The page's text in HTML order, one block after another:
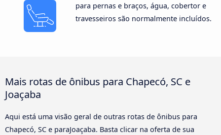
para pernas e braços, água, cobertor e
travesseiros são normalmente incluídos.
Mais rotas de ônibus para Chapecó, SC e
Joaçaba
Aqui está uma visão geral de outras rotas de ônibus para
Chapecó, SC e paraJoaçaba. Basta clicar na oferta de sua